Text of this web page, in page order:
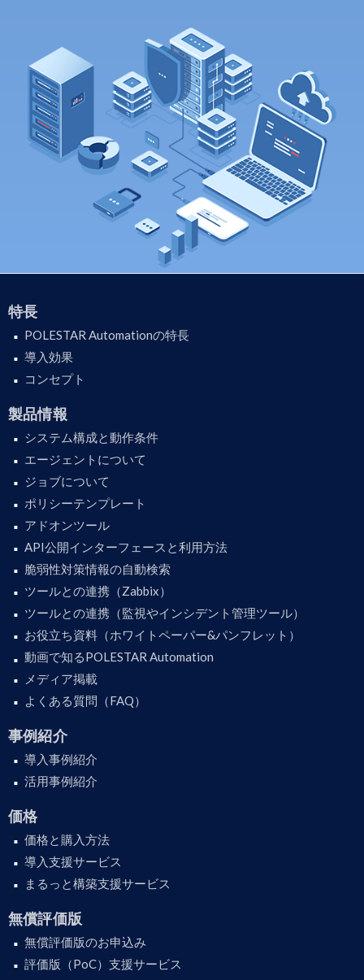
特長
POLESTAR Automationの特長
導入効果
コンセプト
製品情報
システム構成と動作条件
エージェントについて
ジョブについて
ポリシーテンプレート
アドオンツール
API公開インターフェースと利用方法
脆弱性対策情報の自動検索
ツールとの連携（Zabbix）
ツールとの連携（監視やインシデント管理ツール）
お役立ち資料（ホワイトペーパー&パンフレット）
動画で知るPOLESTAR Automation
メディア掲載
よくある質問（FAQ）
事例紹介
導入事例紹介
活用事例紹介
価格
価格と購入方法
導入支援サービス
まるっと構築支援サービス
無償評価版
無償評価版のお申込み
評価版（PoC）支援サービス